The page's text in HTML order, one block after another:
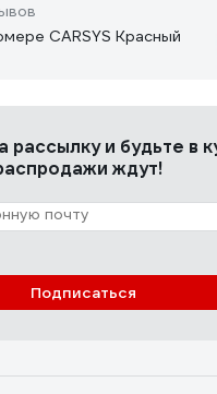
CARSYS Красный
точнее чем у диллеров
рассылкуи будьте в
ждут!
Подписаться